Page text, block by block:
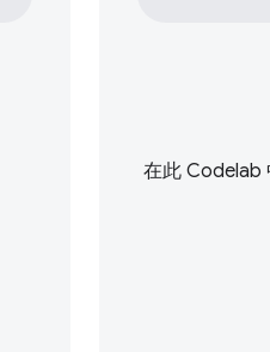
在此 Codelab